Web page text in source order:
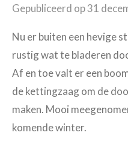
Gepubliceerd op 31
Nu er buiten een hevige
rustig wat te bladeren
Af en toe valt er een
de kettingzaag om de
maken. Mooi
komende winter.